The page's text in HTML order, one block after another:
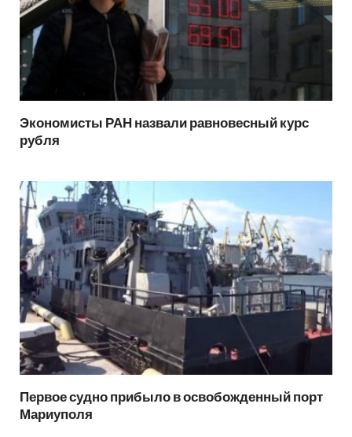
Экономисты РАН назвали равновесный курс
рубля
Первое судно прибыло в освобожденный порт
Мариуполя